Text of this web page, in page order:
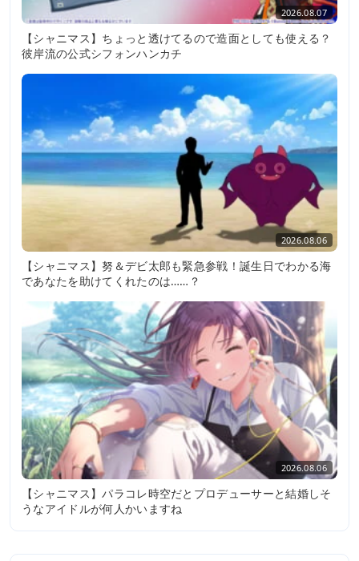
2026.08.07
【シャニマス】ちょっと透けてるので造面としても使える？
彼岸流の公式シフォンハンカチ
2026.08.06
【シャニマス】努＆デビ太郎も緊急参戦！誕生日でわかる海
であなたを助けてくれたのは……？
2026.08.06
【シャニマス】パラコレ時空だとプロデューサーと結婚しそ
うなアイドルが何人かいますね